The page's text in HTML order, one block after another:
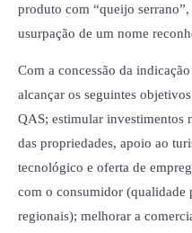
produto com “queijo
usurpação de um nome
Com a concessão da
alcançar os seguintes
QAS; estimular investimentos
das propriedades, apoio ao
tecnológico e oferta de
com o consumidor (qualidade
regionais); melhorar a